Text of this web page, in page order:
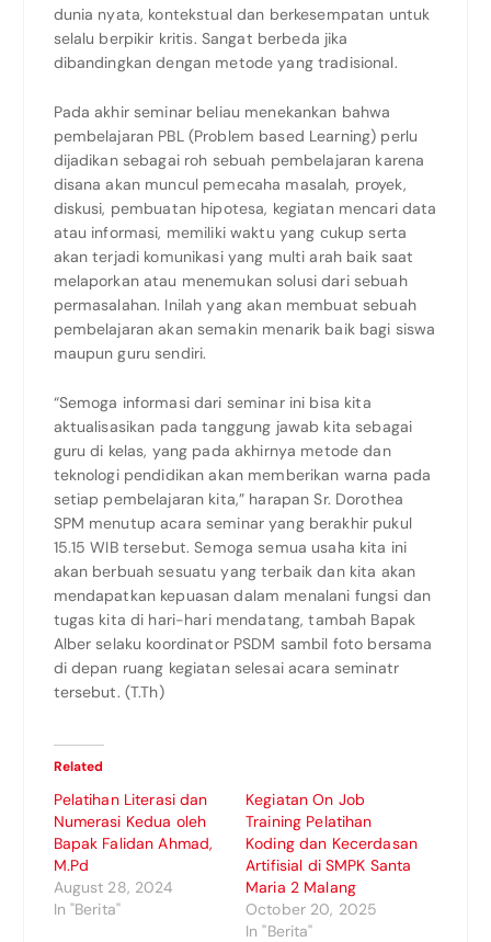
dunia nyata, kontekstual dan berkesempatan untuk
selalu berpikir kritis. Sangat berbeda jika
dibandingkan dengan metode yang tradisional.
Pada akhir seminar beliau menekankan bahwa
pembelajaran PBL (Problem based Learning) perlu
dijadikan sebagai roh sebuah pembelajaran karena
disana akan muncul pemecaha masalah, proyek,
diskusi, pembuatan hipotesa, kegiatan mencari data
atau informasi, memiliki waktu yang cukup serta
akan terjadi komunikasi yang multi arah baik saat
melaporkan atau menemukan solusi dari sebuah
permasalahan. Inilah yang akan membuat sebuah
pembelajaran akan semakin menarik baik bagi siswa
maupun guru sendiri.
“Semoga informasi dari seminar ini bisa kita
aktualisasikan pada tanggung jawab kita sebagai
guru di kelas, yang pada akhirnya metode dan
teknologi pendidikan akan memberikan warna pada
setiap pembelajaran kita,” harapan Sr. Dorothea
SPM menutup acara seminar yang berakhir pukul
15.15 WIB tersebut. Semoga semua usaha kita ini
akan berbuah sesuatu yang terbaik dan kita akan
mendapatkan kepuasan dalam menalani fungsi dan
tugas kita di hari-hari mendatang, tambah Bapak
Alber selaku koordinator PSDM sambil foto bersama
di depan ruang kegiatan selesai acara seminatr
tersebut. (T.Th)
Related
Pelatihan Literasi dan
Numerasi Kedua oleh
Bapak Falidan Ahmad,
M.Pd
August 28, 2024
In "Berita"
Kegiatan On Job
Training Pelatihan
Koding dan Kecerdasan
Artifisial di SMPK Santa
Maria 2 Malang
October 20, 2025
In "Berita"